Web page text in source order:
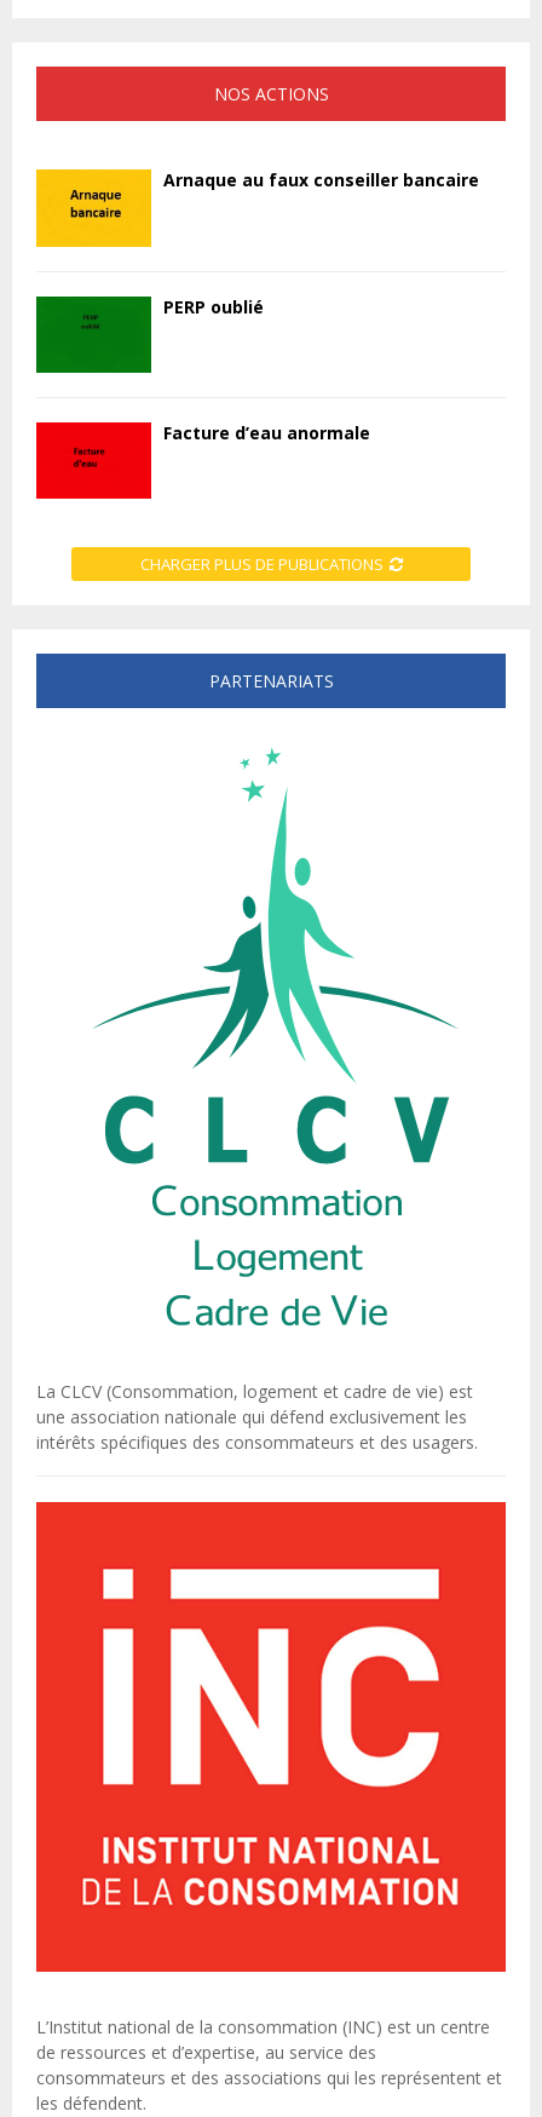
NOS ACTIONS
Arnaque au faux conseiller bancaire
PERP oublié
Facture d’eau anormale
CHARGER PLUS DE PUBLICATIONS
PARTENARIATS
La CLCV (Consommation, logement et cadre de vie) est
une association nationale qui défend exclusivement les
intérêts spécifiques des consommateurs et des usagers.
L’Institut national de la consommation (INC) est un centre
de ressources et d’expertise, au service des
consommateurs et des associations qui les représentent et
les défendent.